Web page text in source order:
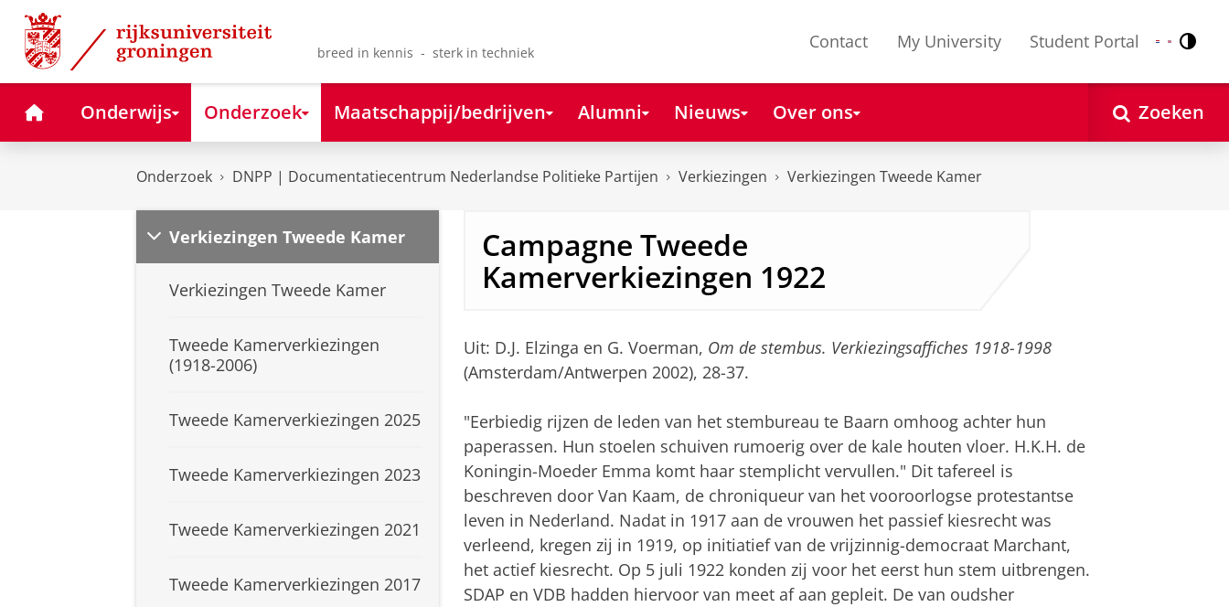
Skip
Content
Skip
Navigation
breed in kennis - sterk in techniek
Contact My University Student Portal Nederlands
English
HomeOnderwijs Onderzoek Maatschappij/bedrijven Alumni Nieuws Over ons Zoeken
Onderzoek DNPP | Documentatiecentrum Nederlandse Politieke Partijen Verkiezingen Verkiezingen Tweede Kamer
Verkiezingen Tweede Kamer
Verkiezingen Tweede Kamer
Tweede Kamerverkiezingen
(1918-2006)
Tweede Kamerverkiezingen 2025
Tweede Kamerverkiezingen 2023
Tweede Kamerverkiezingen 2021
Tweede Kamerverkiezingen 2017
Campagne Tweede
Kamerverkiezingen 1922
Uit: D.J. Elzinga en G. Voerman, Om de stembus. Verkiezingsaffiches 1918-1998
(Amsterdam/Antwerpen 2002), 28-37.
"Eerbiedig rijzen de leden van het stembureau te Baarn omhoog achter hun
paperassen. Hun stoelen schuiven rumoerig over de kale houten vloer. H.K.H. de
Koningin-Moeder Emma komt haar stemplicht vervullen." Dit tafereel is
beschreven door Van Kaam, de chroniqueur van het vooroorlogse protestantse
leven in Nederland. Nadat in 1917 aan de vrouwen het passief kiesrecht was
verleend, kregen zij in 1919, op initiatief van de vrijzinnig-democraat Marchant,
het actief kiesrecht. Op 5 juli 1922 konden zij voor het eerst hun stem uitbrengen.
SDAP en VDB hadden hiervoor van meet af aan gepleit. De van oudsher